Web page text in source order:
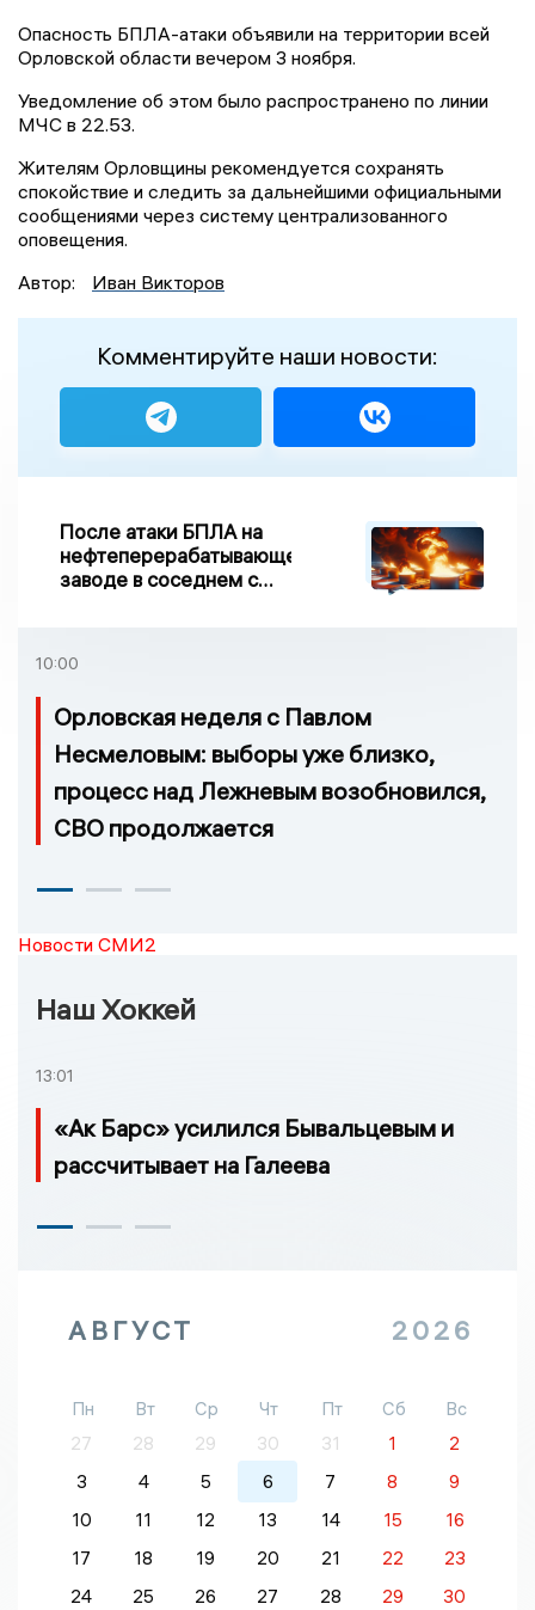
Опасность БПЛА-атаки объявили на территории всей
Орловской области вечером 3 ноября.
Уведомление об этом было распространено по линии
МЧС в 22.53.
Жителям Орловщины рекомендуется сохранять
спокойствие и следить за дальнейшими официальными
сообщениями через систему централизованного
оповещения.
Автор:
Иван Викторов
Комментируйте наши новости:
После атаки БПЛА на
нефтеперерабатывающем
заводе в соседнем с
10:00
Орловская неделя с Павлом
Несмеловым: выборы уже близко,
процесс над Лежневым возобновился,
СВО продолжается
Новости СМИ2
Наш Хоккей
13:01
«Ак Барс» усилился Бывальцевым и
рассчитывает на Галеева
АВГУСТ 2026
Пн Вт Ср Чт Пт Сб
Вс
27
28 29 30 31 1
2
3
4 5 6 7 8
9
10
11 12 13 14 15
16
17
18 19 20 21 22
23
24
25 26 27 28 29
30